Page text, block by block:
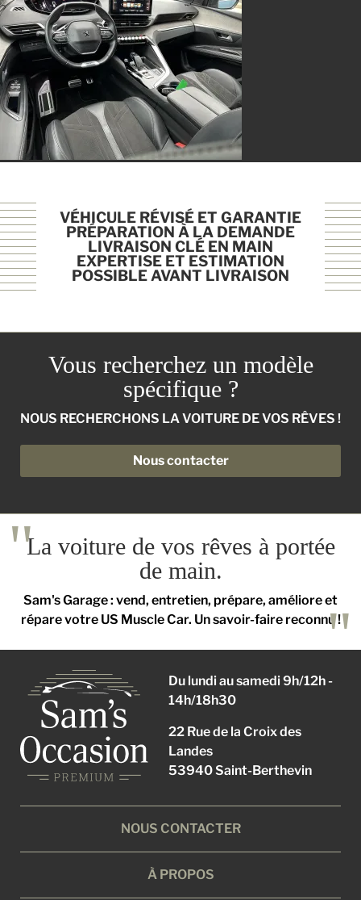
VÉHICULE RÉVISÉ ET GARANTIE
PRÉPARATION À LA DEMANDE
LIVRAISON CLÉ EN MAIN
EXPERTISE ET ESTIMATION
POSSIBLE AVANT LIVRAISON
Vous recherchez un modèle
spécifique ?
NOUS RECHERCHONS LA VOITURE DE VOS RÊVES !
Nous contacter
La voiture de vos rêves à portée
de main.
Sam's Garage : vend, entretien, prépare, améliore et
répare votre US Muscle Car. Un savoir-faire reconnu !
Du lundi au samedi 9h/12h -
14h/18h30
22 Rue de la Croix des
Landes
53940 Saint-Berthevin
NOUS CONTACTER
À PROPOS